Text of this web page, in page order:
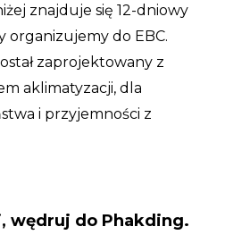
znajduje się 12-dniowy
do EBC.
zaprojektowany z
aklimatyzacji, dla
i przyjemności z
wędruj do Phakding.